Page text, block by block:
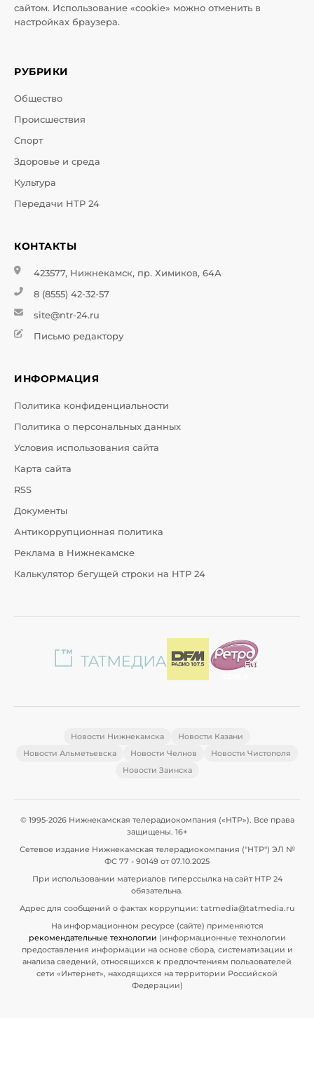
сайтом. Использование «cookie» можно отменить в
настройках браузера.
РУБРИКИ
Общество
Происшествия
Спорт
Здоровье и среда
Культура
Передачи НТР 24
КОНТАКТЫ
423577, Нижнекамск, пр. Химиков, 64А
8 (8555) 42-32-57
site@ntr-24.ru
Письмо редактору
ИНФОРМАЦИЯ
Политика конфиденциальности
Политика о персональных данных
Условия использования сайта
Карта сайта
RSS
Документы
Антикоррупционная политика
Реклама в Нижнекамске
Калькулятор бегущей строки на НТР 24
Новости Нижнекамска
Новости Казани
Новости Альметьевска
Новости Челнов
Новости Чистополя
Новости Заинска
© 1995-2026 Нижнекамская телерадиокомпания («НТР»). Все права
защищены. 16+
Сетевое издание Нижнекамская телерадиокомпания ("НТР") ЭЛ №
ФС 77 - 90149 от 07.10.2025
При использовании материалов гиперссылка на сайт НТР 24
обязательна.
Адрес для сообщений о фактах коррупции: tatmedia@tatmedia.ru
На информационном ресурсе (сайте) применяются
рекомендательные технологии (информационные технологии
предоставления информации на основе сбора, систематизации и
анализа сведений, относящихся к предпочтениям пользователей
сети «Интернет», находящихся на территории Российской
Федерации)